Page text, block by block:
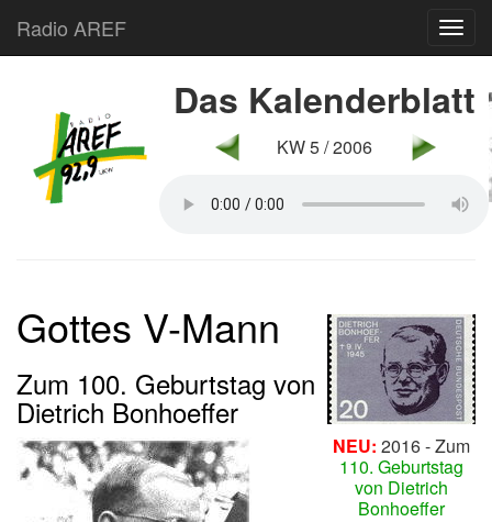
Radio AREF
Das Kalenderblatt
KW 5 / 2006
Gottes V-Mann
Zum 100. Geburtstag von
Dietrich Bonhoeffer
NEU: 2016 - Zum
110. Geburtstag
von Dietrich
Bonhoeffer